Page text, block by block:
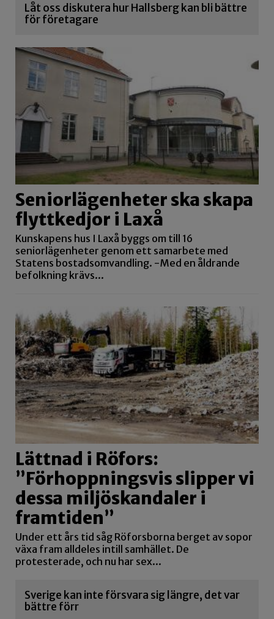
Låt oss diskutera hur Hallsberg kan bli bättre
för företagare
Seniorlägenheter ska skapa
flyttkedjor i Laxå
Kunskapens hus I Laxå byggs om till 16
seniorlägenheter genom ett samarbete med
Statens bostadsomvandling. -Med en åldrande
befolkning krävs...
Lättnad i Röfors:
”Förhoppningsvis slipper vi
dessa miljöskandaler i
framtiden”
Under ett års tid såg Röforsborna berget av sopor
växa fram alldeles intill samhället. De
protesterade, och nu har sex...
Sverige kan inte försvara sig längre, det var
bättre förr